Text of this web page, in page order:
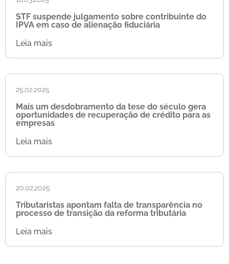
STF suspende julgamento sobre contribuinte do
IPVA em caso de alienação fiduciária
Leia mais
25.02.2025
Mais um desdobramento da tese do século gera
oportunidades de recuperação de crédito para as
empresas
Leia mais
20.02.2025
Tributaristas apontam falta de transparência no
processo de transição da reforma tributária
Leia mais